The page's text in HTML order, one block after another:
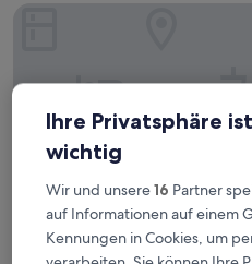
Azure Hotel & Suites,
Ihre Privatsphäre
wichtig
Wir und unsere16 Partner
auf Informationen auf einem
Kennungen in Cookies, um